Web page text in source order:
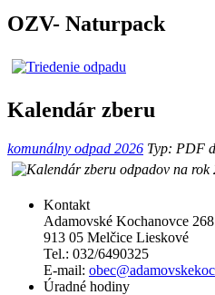
OZV- Naturpack
Kalendár zberu
komunálny odpad 2026 Typ: PDF
Kontakt
Adamovské Kochanovce 268
913 05 Melčice Lieskové
Tel.: 032/6490325
E-mail:
Úradné hodiny